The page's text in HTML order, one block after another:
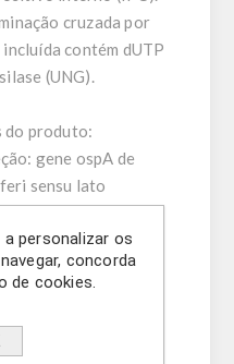
cruzada por
contém dUTP
(UNG).
do produto:
gene ospA de
sensu lato
real com rápida hot-
referência passiva
Interno para
negativos
inibidores de PCR
personalizar os
concorda
de cookies.